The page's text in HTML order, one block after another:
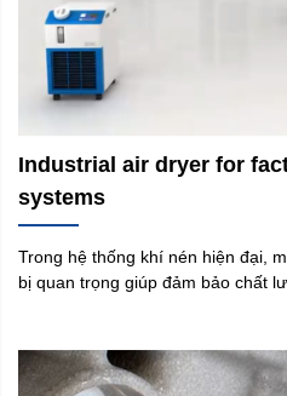
công nghệ đo lường tiên tiến này.
Industrial air dryer for
systems
Trong hệ thống khí nén hiện đại, máy sấy khí công nghiệp là thiết
bị quan trọng giúp đảm bảo chất
hỏng thiết bị và nâng cao hiệu
doanh nghiệp lựa chọn máy sấy